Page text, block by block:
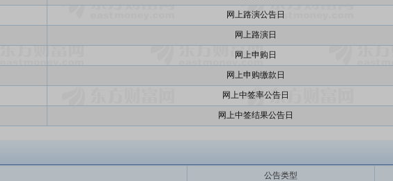
网上路演公告日
网上路演日
网上申购日
网上申购缴款日
网上中签率公告日
网上中签结果公告日
公告类型